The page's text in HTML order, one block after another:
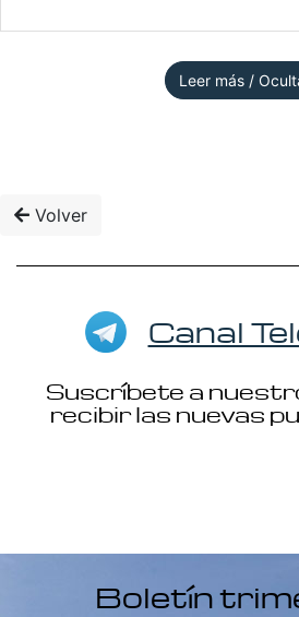
Leer más /
Volver
Canal
Suscríbete a
recibir las nuevas
Boletín